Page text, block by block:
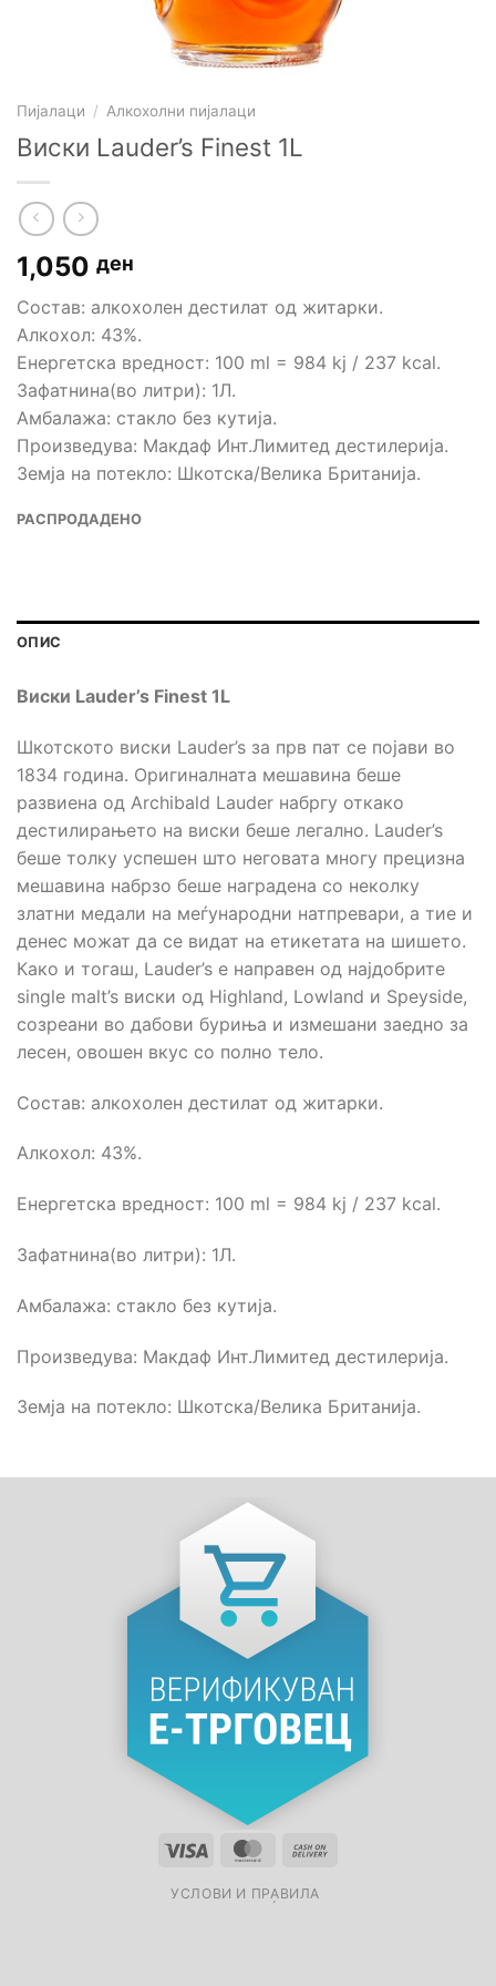
Пијалаци / Алкохолни пијалаци
Виски Lauder’s Finest 1L
1,050 ден
Состав: aлкохолен дестилат од житарки.
Алкохол: 43%.
Енергетска вредност: 100 ml = 984 kj / 237 kcal.
Зафатнина(во литри): 1Л.
Амбалажа: стакло без кутија.
Произведува: Макдаф Инт.Лимитед дестилерија.
Земја на потекло: Шкотска/Велика Британија.
РАСПРОДАДЕНО
ОПИС
Виски Lauder’s Finest 1L
Шкотското виски Lauder’s за прв пат се појави во
1834 година. Оригиналната мешавина беше
развиена од Archibald Lauder набргу откако
дестилирањето на виски беше легално. Lauder’s
беше толку успешен што неговата многу прецизна
мешавина набрзо беше наградена со неколку
златни медали на меѓународни натпревари, а тие и
денес можат да се видат на етикетата на шишето.
Како и тогаш, Lauder’s е направен од најдобрите
single malt’s виски од Highland, Lowland и Speyside,
созреани во дабови буриња и измешани заедно за
лесен, овошен вкус со полно тело.
Состав: aлкохолен дестилат од житарки.
Алкохол: 43%.
Енергетска вредност: 100 ml = 984 kj / 237 kcal.
Зафатнина(во литри): 1Л.
Амбалажа: стакло без кутија.
Произведува: Макдаф Инт.Лимитед дестилерија.
Земја на потекло: Шкотска/Велика Британија.
УСЛОВИ И ПРАВИЛА